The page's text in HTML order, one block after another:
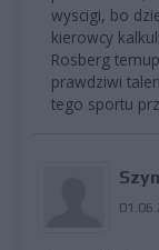
wyscigi, bo
kierowcy
Rosberg
prawdziwi
tego sportu